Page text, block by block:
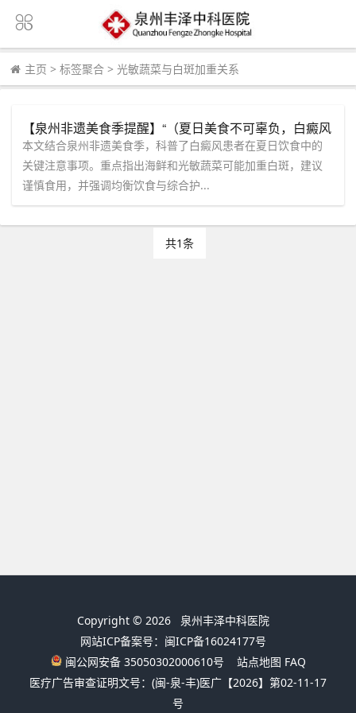
主页 > 标签聚合 > 光敏蔬菜与白斑加重关系
【泉州非遗美食季提醒】“（夏日美食不可辜负，白癜风
患者小心吃了引发白斑加重）”泉州中科：海鲜、光敏蔬
菜要谨慎食用！
本文结合泉州非遗美食季，科普了白癜风患者在夏日饮食中的
关键注意事项。重点指出海鲜和光敏蔬菜可能加重白斑，建议
谨慎食用，并强调均衡饮食与综合护...
共1条
Copyright © 2026 泉州丰泽中科医院
网站ICP备案号：闽ICP备16024177号
闽公网安备 35050302000610号
站点地图 FAQ
医疗广告审查证明文号：(闽-泉-丰)医广【2026】第02-11-17
号